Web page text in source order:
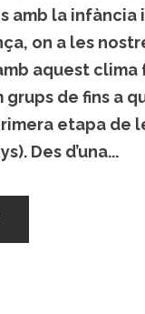
amb la infància
on a les
aquest clima
grups de fins a
etapa de
Des d’una...